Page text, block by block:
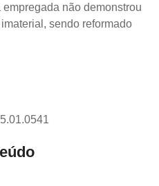
não demonstrou
sendo reformado